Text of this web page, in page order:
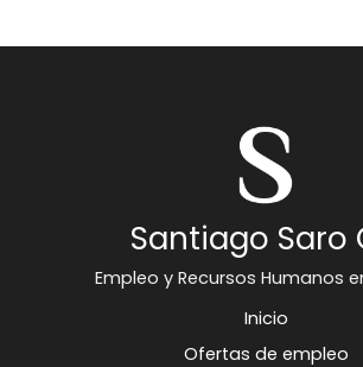
Santiago Saro
Empleo y Recursos Humanos
Inicio
Ofertas de empleo